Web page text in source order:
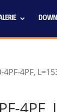
4PF-4PF,